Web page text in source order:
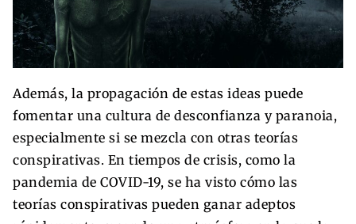
Además, la propagación de estas ideas puede
fomentar una cultura de desconfianza y paranoia,
especialmente si se mezcla con otras teorías
conspirativas. En tiempos de crisis, como la
pandemia de COVID-19, se ha visto cómo las
teorías conspirativas pueden ganar adeptos